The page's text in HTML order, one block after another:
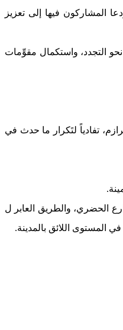
المشاركون فيها إلى تعزيز
نحو التجدد، واستكمال مقوِّمات
تفادياً لتَكرار ما حدث في
الحضري، والطريق العابر ل